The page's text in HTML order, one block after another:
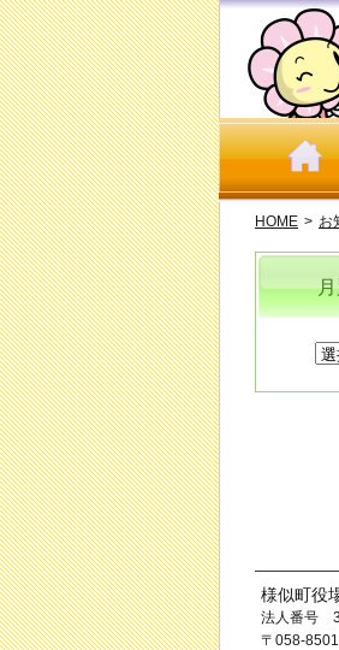
HOME > お
様似町役
法人番号
〒058-